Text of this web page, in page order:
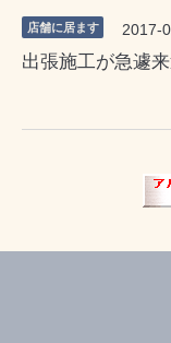
店舗に居ます 2017-
出張施工が急遽